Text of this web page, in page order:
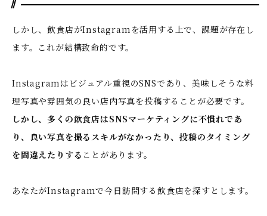
しかし、飲食店がInstagramを活用する上で、課題が存在し
ます。これが結構致命的です。
Instagramはビジュアル重視のSNSであり、美味しそうな料
理写真や雰囲気の良い店内写真を投稿することが必要です。
しかし、多くの飲食店はSNSマーケティングに不慣れであ
り、良い写真を撮るスキルがなかったり、投稿のタイミング
を間違えたりする ことがあります。
あなたがInstagramで今日訪問する飲食店を探すとします。